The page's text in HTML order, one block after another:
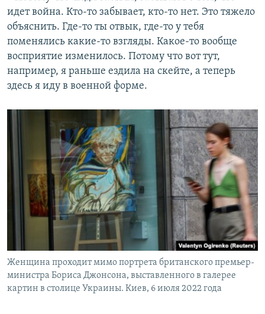
идет война. Кто-то забывает, кто-то нет. Это тяжело
объяснить. Где-то ты отвык, где-то у тебя
поменялись какие-то взгляды. Какое-то вообще
восприятие изменилось. Потому что вот тут,
например, я раньше ездила на скейте, а теперь
здесь я иду в военной форме.
Женщина проходит мимо портрета британского премьер-
министра Бориса Джонсона, выставленного в галерее
картин в столице Украины. Киев, 6 июля 2022 года